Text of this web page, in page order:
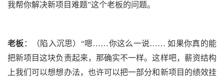
我帮你解决新项目难题”这个老板的问题。
老板 ： （陷入沉思） “嗯……你这么一说…… 如果你真的能
把新项目这块负责起来，那确实不一样。这样吧，薪资结构
上我们可以想想办法，也许可以把一部分和新项目的绩效挂